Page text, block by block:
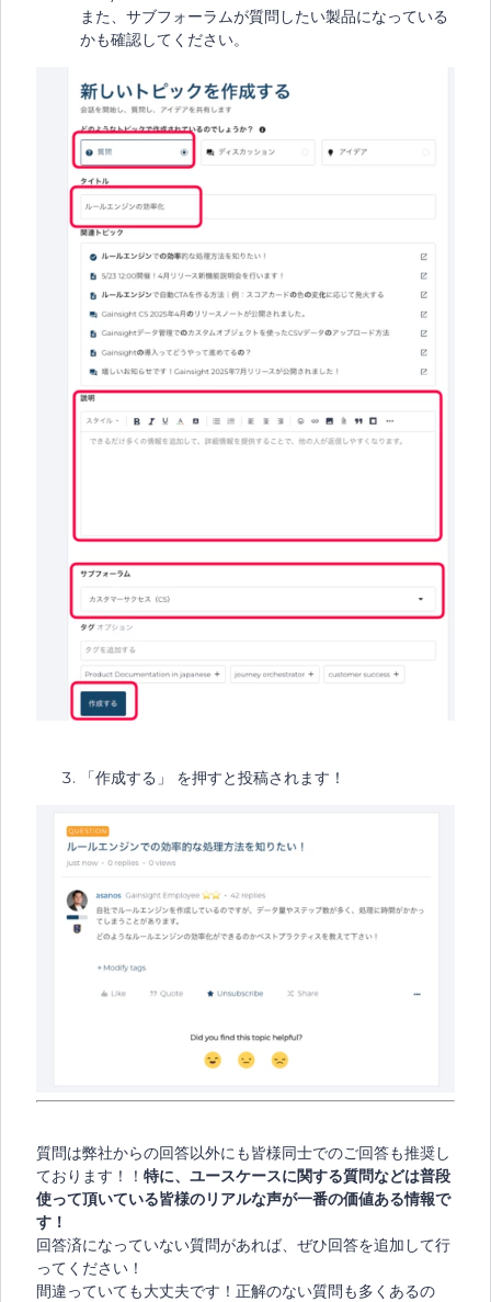
また、サブフォーラムが質問したい製品になっている
かも確認してください。
「作成する」 を押すと投稿されます！
質問は弊社からの回答以外にも皆様同士でのご回答も推奨し
ております！！ 特に、ユースケースに関する質問などは普段
使って頂いている皆様のリアルな声が一番の価値ある情報で
す！
回答済になっていない質問があれば、ぜひ回答を追加して行
ってください！
間違っていても大丈夫です！正解のない質問も多くあるの